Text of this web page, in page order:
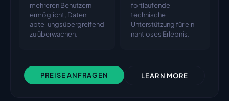
mehreren Benutzern
ermöglicht, Daten
abteilungsübergreifend
zu überwachen.
fortlaufende
technische
Unterstützung für ein
nahtloses Erlebnis.
PREISE ANFRAGEN LEARN MORE